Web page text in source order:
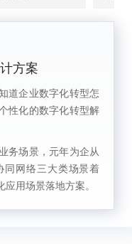
方案
道企业数字化转型怎
性化的数字化转型解
务场景，元年为企从
同网络三大类场景着
用场景落地方案。